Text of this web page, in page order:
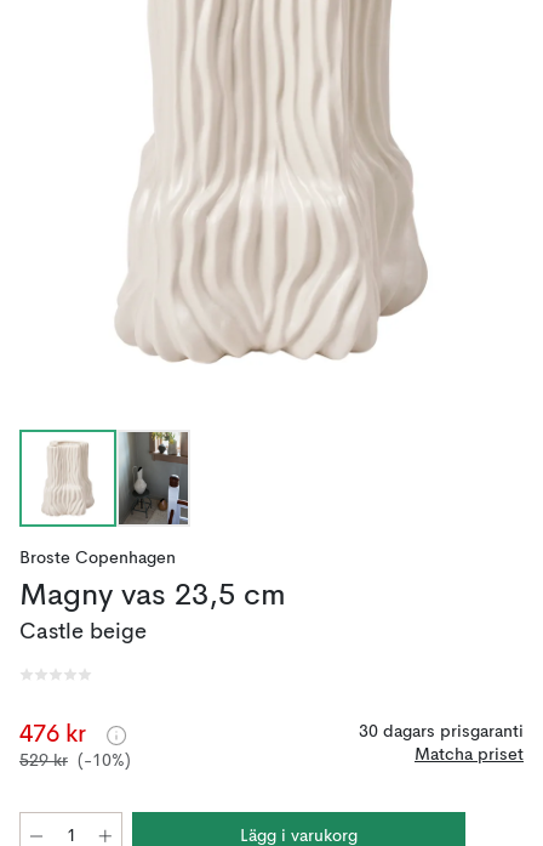
Broste Copenhagen
Magny vas 23,5 cm
Castle beige
476 kr
529 kr (-10%)
30 dagars prisgaranti
Matcha priset
Lägg i varukorg